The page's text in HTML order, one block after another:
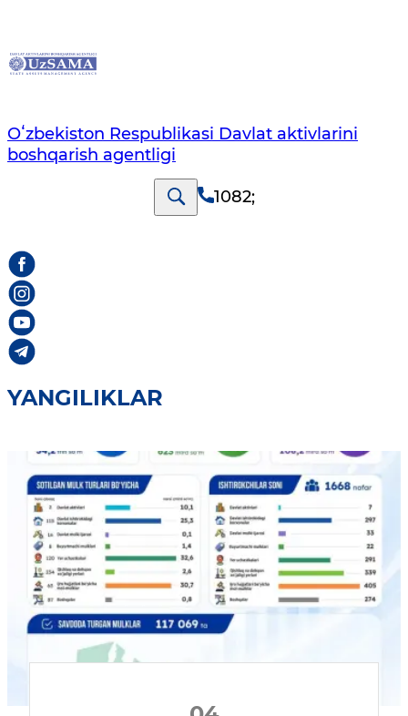
Oʻzbekiston Respublikasi Davlat aktivlarini
boshqarish agentligi
1082;
YANGILIKLAR